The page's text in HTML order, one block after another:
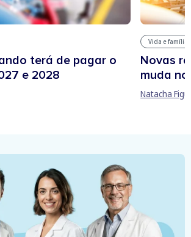
terá de pagar o
e 2028
Vida e família
Novas
muda
Natacha